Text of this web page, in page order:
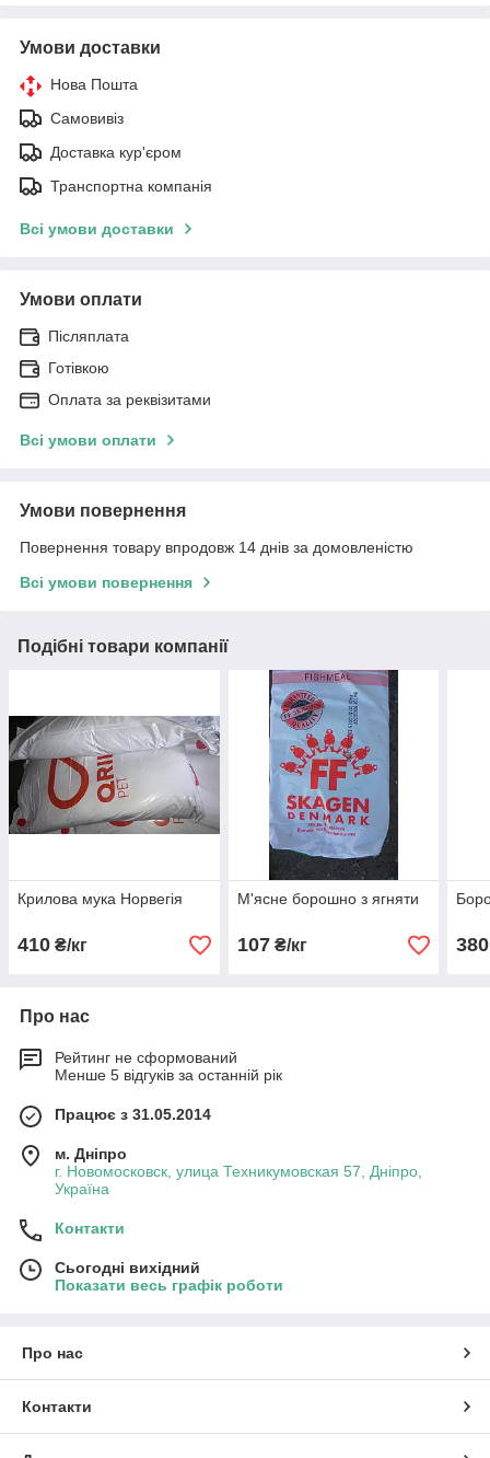
Умови доставки
Нова Пошта
Самовивіз
Доставка кур'єром
Транспортна компанія
Всі умови доставки
Умови оплати
Післяплата
Готівкою
Оплата за реквізитами
Всі умови оплати
Умови повернення
Повернення товару впродовж 14 днів за домовленістю
Всі умови повернення
Подібні товари компанії
Крилова мука Норвегія
410 ₴/кг
М'ясне борошно з ягняти
107₴/кг 380
Про нас
Рейтинг не сформований
Менше 5 відгуків за останній рік
Працює з 31.05.2014
м. Дніпро
г. Новомосковск, улица Техникумовская 57, Дніпро,
Україна
Контакти
Сьогодні вихідний
Показати весь графік роботи
Про нас
Контакти